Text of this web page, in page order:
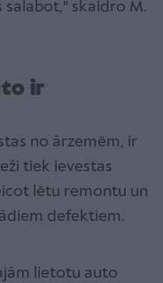
salabot," skaidro M.
ir
no ārzemēm, ir
tiek ievestas
lētu remontu un
defektiem.
lietotu auto